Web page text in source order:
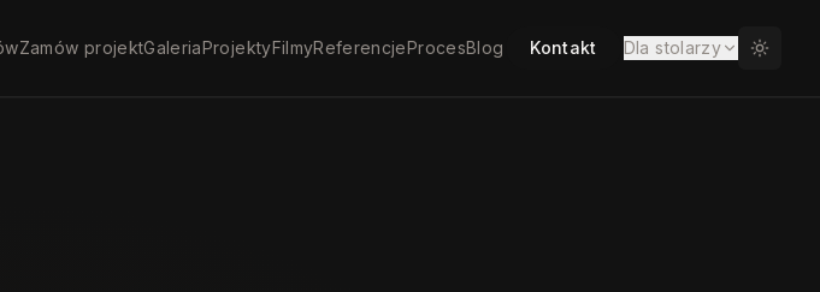
Zamów projektGaleriaProjektyFilmyReferencjeProcesBlog Kontakt Dla stolarzy